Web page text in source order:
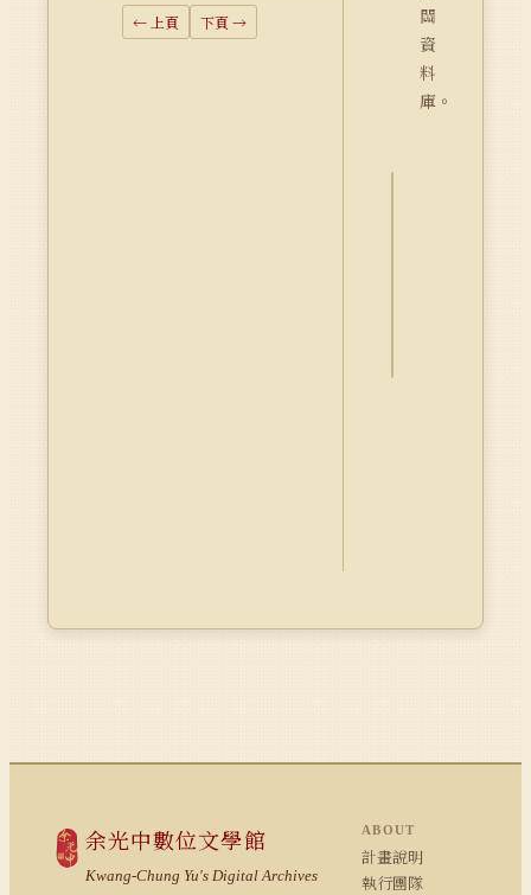
← 上頁 下頁 →
關
資
料
庫。
余光中數位文學館
Kwang-Chung Yu's Digital Archives
ABOUT
計畫說明
執行團隊